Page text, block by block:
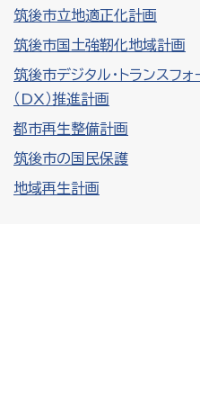
筑後市立地適正化計画
筑後市国土強靭化地域計画
筑後市デジタル・トランスフォ
（DX）推進計画
都市再生整備計画
筑後市の国民保護
地域再生計画